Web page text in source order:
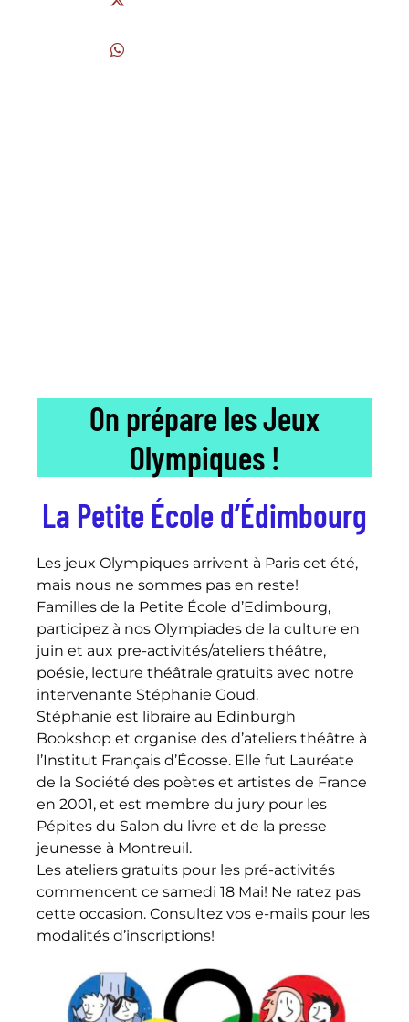
On prépare les Jeux
Olympiques !
La Petite École d’Édimbourg
Les jeux Olympiques arrivent à Paris cet été,
mais nous ne sommes pas en reste!
Familles de la Petite École d’Edimbourg,
participez à nos Olympiades de la culture en
juin et aux pre-activités/ateliers théâtre,
poésie, lecture théâtrale gratuits avec notre
intervenante Stéphanie Goud.
Stéphanie est libraire au Edinburgh
Bookshop et organise des d’ateliers théâtre à
l’Institut Français d’Écosse. Elle fut Lauréate
de la Société des poètes et artistes de France
en 2001, et est membre du jury pour les
Pépites du Salon du livre et de la presse
jeunesse à Montreuil.
Les ateliers gratuits pour les pré-activités
commencent ce samedi 18 Mai! Ne ratez pas
cette occasion. Consultez vos e-mails pour les
modalités d’inscriptions!